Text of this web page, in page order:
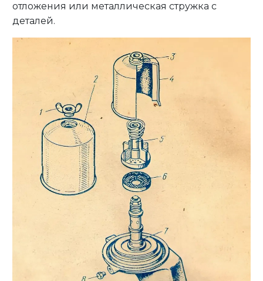
отложения или металлическая стружка с
деталей.